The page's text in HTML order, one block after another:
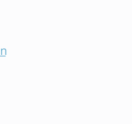
5 Sternen